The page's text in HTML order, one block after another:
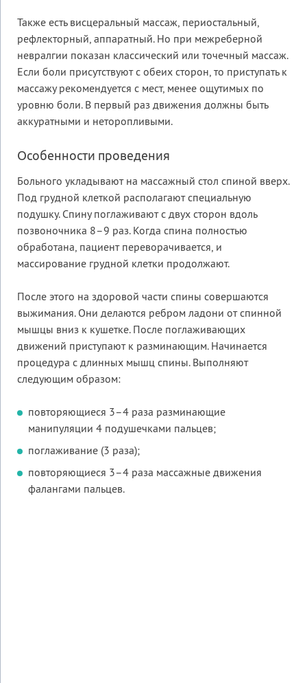
Также есть висцеральный массаж, периостальный,
рефлекторный, аппаратный. Но при межреберной
невралгии показан классический или точечный массаж.
Если боли присутствуют с обеих сторон, то приступать к
массажу рекомендуется с мест, менее ощутимых по
уровню боли. В первый раз движения должны быть
аккуратными и неторопливыми.
Особенности проведения
Больного укладывают на массажный стол спиной вверх.
Под грудной клеткой располагают специальную
подушку. Спину поглаживают с двух сторон вдоль
позвоночника 8–9 раз. Когда спина полностью
обработана, пациент переворачивается, и
массирование грудной клетки продолжают.
После этого на здоровой части спины совершаются
выжимания. Они делаются ребром ладони от спинной
мышцы вниз к кушетке. После поглаживающих
движений приступают к разминающим. Начинается
процедура с длинных мышц спины. Выполняют
следующим образом:
повторяющиеся 3–4 раза разминающие
манипуляции 4 подушечками пальцев;
поглаживание (3 раза);
повторяющиеся 3–4 раза массажные движения
фалангами пальцев.